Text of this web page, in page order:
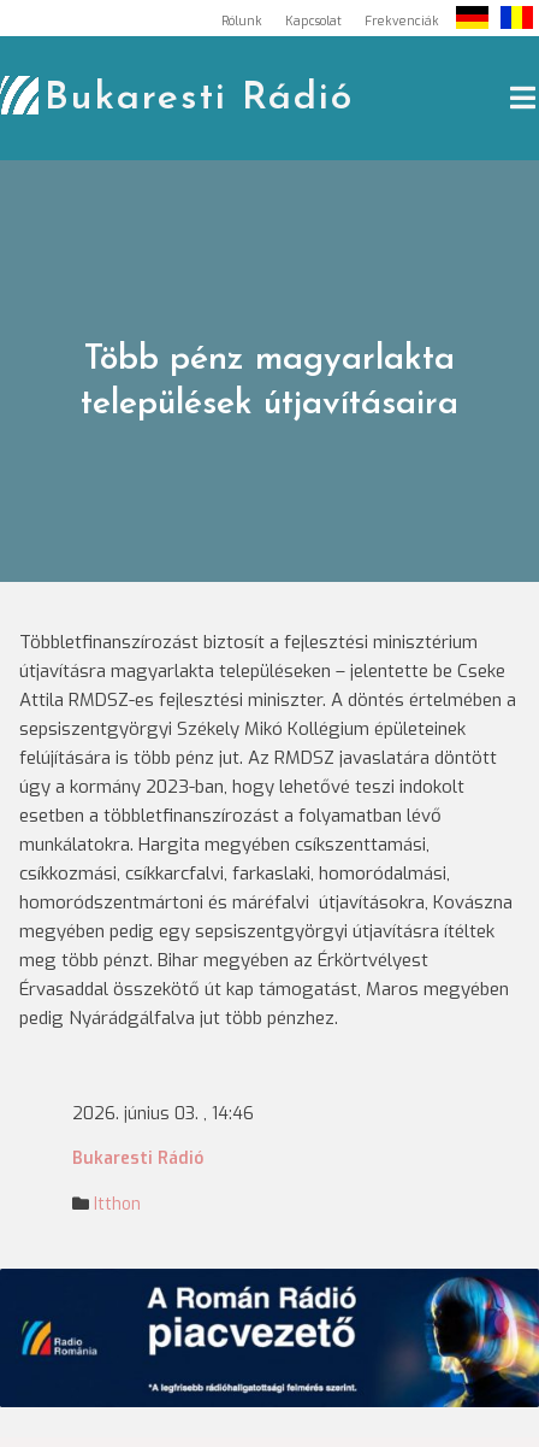
to
content
Rólunk Kapcsolat Frekvenciák
Bukaresti Rádió
Több pénz magyarlakta
települések útjavításaira
Többletfinanszírozást biztosít a fejlesztési minisztérium
útjavításra magyarlakta településeken – jelentette be Cseke
Attila RMDSZ-es fejlesztési miniszter. A döntés értelmében a
sepsiszentgyörgyi Székely Mikó Kollégium épületeinek
felújítására is több pénz jut. Az RMDSZ javaslatára döntött
úgy a kormány 2023-ban, hogy lehetővé teszi indokolt
esetben a többletfinanszírozást a folyamatban lévő
munkálatokra. Hargita megyében csíkszenttamási,
csíkkozmási, csíkkarcfalvi, farkaslaki, homoródalmási,
homoródszentmártoni és máréfalvi útjavításokra, Kovászna
megyében pedig egy sepsiszentgyörgyi útjavításra ítéltek
meg több pénzt. Bihar megyében az Érkörtvélyest
Érvasaddal összekötő út kap támogatást, Maros megyében
pedig Nyárádgálfalva jut több pénzhez.
2026. június 03. , 14:46
Bukaresti Rádió
Itthon